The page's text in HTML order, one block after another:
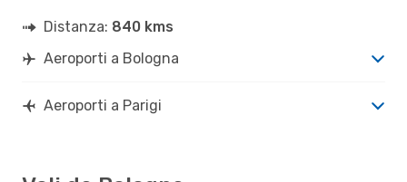
Distanza: 840 kms
Aeroporti a Bologna
Aeroporti a Parigi